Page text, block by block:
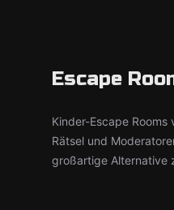
Escape
Kinder-Escape
Rätsel und
großartige Alternative